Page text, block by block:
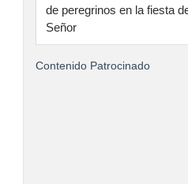
de peregrinos en la fiesta
Señor
Contenido Patrocinado